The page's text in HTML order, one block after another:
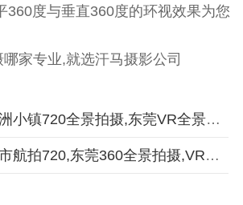
360度与垂直360度的环视效果为您
家专业,就选汗马摄影公司
上一篇：华为欧洲小镇720全景拍摄,东莞VR全景拍摄,720全景摄影
下一篇：广州城市航拍720,东莞360全景拍摄,VR摄影